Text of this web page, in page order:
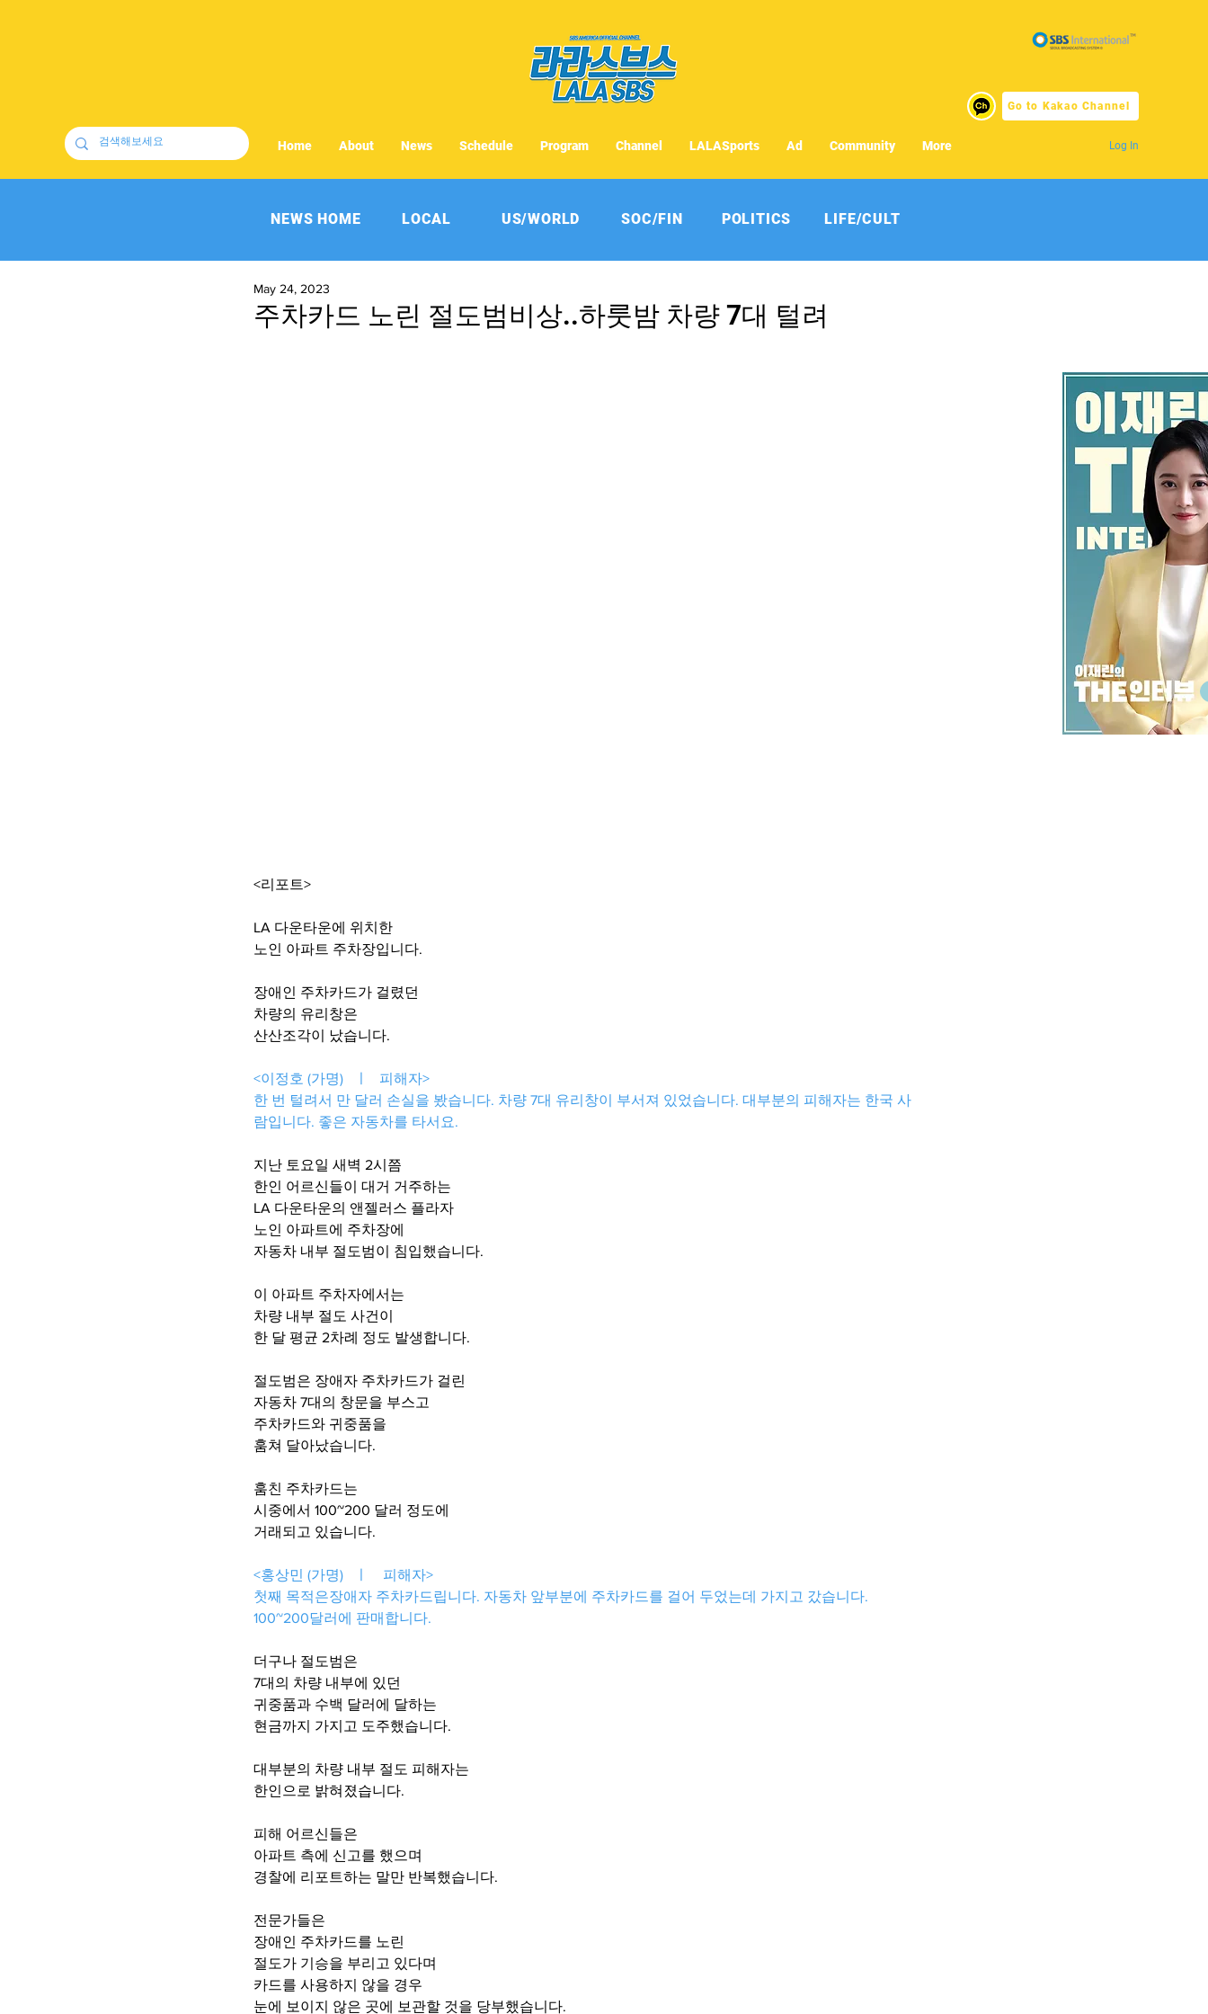
Go to Kakao Channel
Log In
Home About News Schedule Program Channel LALASports Ad Community More
NEWS HOME LOCAL US/WORLD SOC/FIN POLITICS LIFE/CULT
주차카드 노린 절도범비상..하룻밤 차량 7대 털려
May 24, 2023
<리포트>
LA 다운타운에 위치한
노인 아파트 주차장입니다.
장애인 주차카드가 걸렸던
차량의 유리창은
산산조각이 났습니다.
<이정호 (가명)   ㅣ   피해자>
한 번 털려서 만 달러 손실을 봤습니다. 차량 7대 유리창이 부서져 있었습니다. 대부분의 피해자는 한국 사
람입니다. 좋은 자동차를 타서요.
지난 토요일 새벽 2시쯤
한인 어르신들이 대거 거주하는
LA 다운타운의 앤젤러스 플라자
노인 아파트에 주차장에
자동차 내부 절도범이 침입했습니다.
이 아파트 주차자에서는
차량 내부 절도 사건이
한 달 평균 2차례 정도 발생합니다.
절도범은 장애자 주차카드가 걸린
자동차 7대의 창문을 부스고
주차카드와 귀중품을
훔쳐 달아났습니다.
훔친 주차카드는
시중에서 100~200 달러 정도에
거래되고 있습니다.
<홍상민 (가명)   ㅣ    피해자>
첫째 목적은장애자 주차카드립니다. 자동차 앞부분에 주차카드를 걸어 두었는데 가지고 갔습니다.
100~200달러에 판매합니다.
더구나 절도범은
7대의 차량 내부에 있던
귀중품과 수백 달러에 달하는
현금까지 가지고 도주했습니다.
대부분의 차량 내부 절도 피해자는
한인으로 밝혀졌습니다.
피해 어르신들은
아파트 측에 신고를 했으며
경찰에 리포트하는 말만 반복했습니다.
전문가들은
장애인 주차카드를 노린
절도가 기승을 부리고 있다며
카드를 사용하지 않을 경우
눈에 보이지 않은 곳에 보관할 것을 당부했습니다.